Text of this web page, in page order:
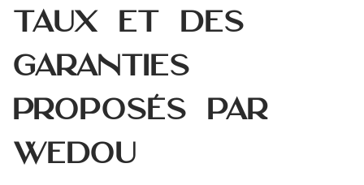
taux et des
garanties
proposés par
Wedou